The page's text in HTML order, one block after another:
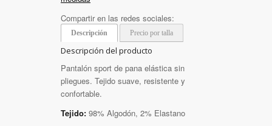
Compartir en las redes sociales:
Descripción Precio por talla
Descripción del producto
Pantalón sport de pana elástica sin
pliegues. Tejido suave, resistente y
confortable.
Tejido: 98% Algodón, 2% Elastano